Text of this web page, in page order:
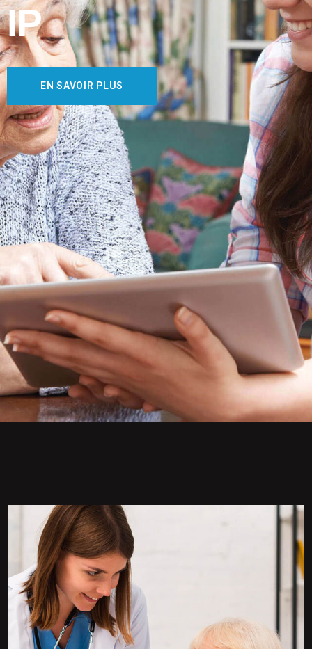
IP
EN SAVOIR PLUS